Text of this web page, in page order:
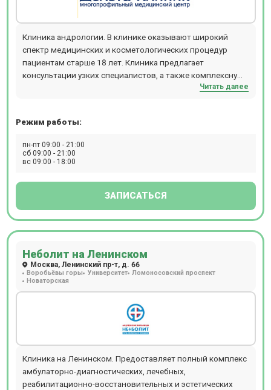
Клиника андрологии. В клинике оказывают широкий
спектр медицинских и косметологических процедур
пациентам старше 18 лет. Клиника предлагает
консультации узких специалистов, а также комплексную
диагностику и лечение заболеваний разных органов и
Читать далее
Режим работы:
пн-пт 09:00 - 21:00
сб 09:00 - 21:00
вс 09:00 - 18:00
ЗАПИСАТЬСЯ
Неболит на Ленинском
Москва, Ленинский пр-т, д. 66
Воробьёвы горы Университет Ломоносовский проспект
Новаторская
Клиника на Ленинском. Предоставляет полный комплекс
амбулаторно-диагностических, лечебных,
реабилитационно-восстановительных и эстетических